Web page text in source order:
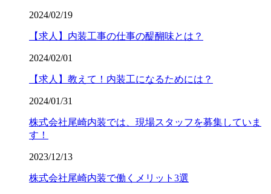
2024/02/19
【求人】内装工事の仕事の醍醐味とは？
2024/02/01
【求人】教えて！内装工になるためには？
2024/01/31
株式会社尾崎内装では、現場スタッフを募集していま
す！
2023/12/13
株式会社尾崎内装で働くメリット3選